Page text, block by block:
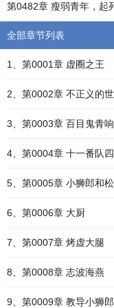
第0482章 瘦弱青年，起
全部章节列表
1、第0001章 虚圈之王
2、第0002章 不正义的
3、第0003章 百目鬼青响
4、第0004章 十一番队
5、第0005章 小狮郎和
6、第0006章 大厨
7、第0007章 烤虚大腿
8、第0008章 志波海燕
9、第0009章 教导小狮郎